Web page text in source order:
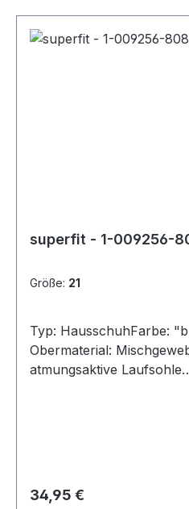
superfit - 1-009256-
Größe: 21
Typ: HausschuhFarbe:
Obermaterial:
atmungsaktive Laufsohle
Regulärer Preis:
34,95 €